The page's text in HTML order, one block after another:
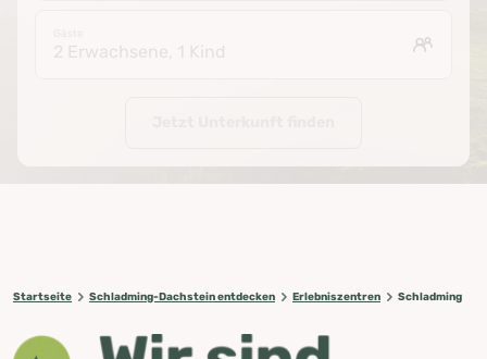
2 Erwachsene, 1 Kind
Startseite Schladming-Dachstein entdecken Erlebniszentren Schladming